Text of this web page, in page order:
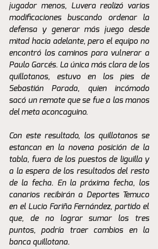
jugador menos, Luvera realizó varias
modificaciones buscando ordenar la
defensa y generar más juego desde
mitad hacia adelante, pero el equipo no
encontró los caminos para vulnerar a
Paulo Garcés. La única más clara de los
quillotanos, estuvo en los pies de
Sebastián Parada, quien incómodo
sacó un remate que se fue a las manos
del meta aconcaguino.
Con este resultado, los quillotanos se
estancan en la novena posición de la
tabla, fuera de los puestos de liguilla y
a la espera de los resultados del resto
de la fecha. En la próxima fecha, los
canarios recibirán a Deportes Temuco
en el Lucio Fariña Fernández, partido el
que, de no lograr sumar los tres
puntos, podría traer cambios en la
banca quillotana.